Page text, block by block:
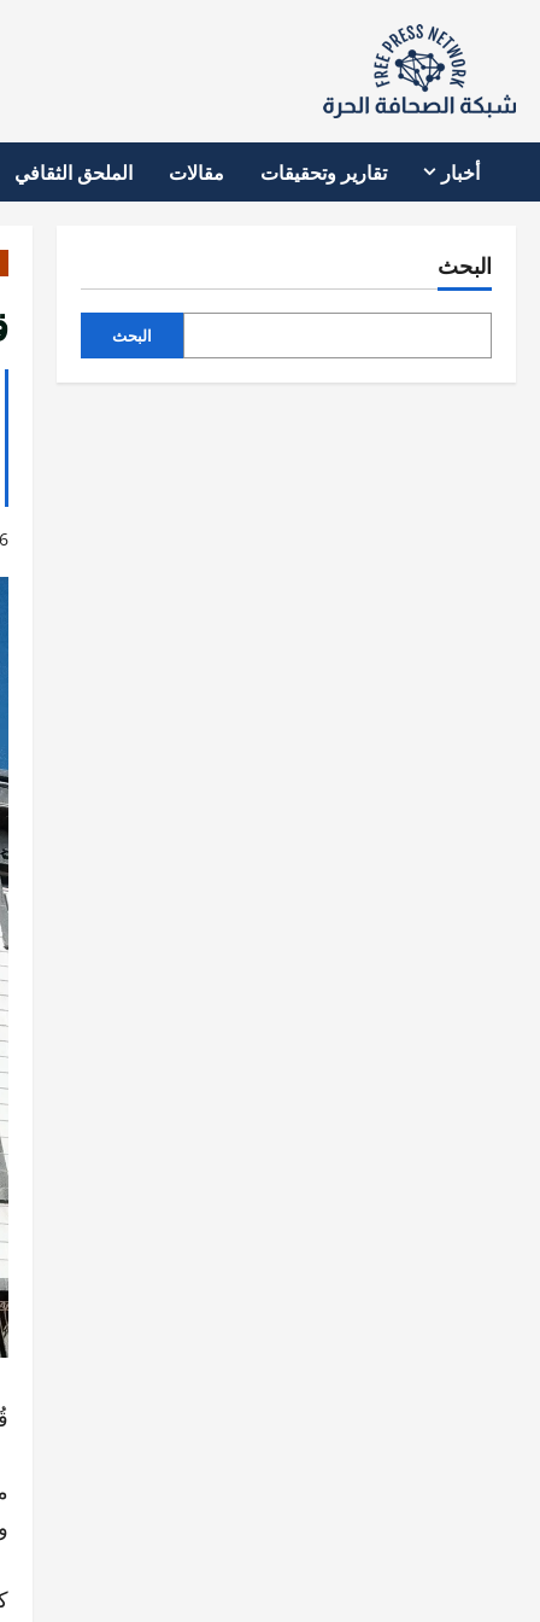
أخبار تقارير وتحقيقات مقالات الملحق الثقافي
البحث
البحث